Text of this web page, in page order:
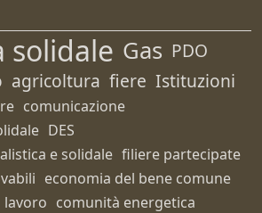
solidale Gas PDO
agricoltura fiere Istituzioni
comunicazione
DES
e solidale filiere partecipate
economia del bene comune
lavoro comunità energetica